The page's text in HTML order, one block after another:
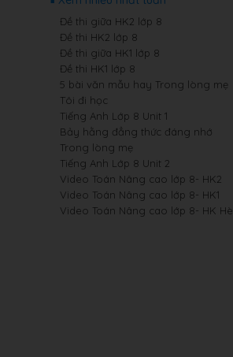
Đề thi giữa HK2 lớp 8
Đề thi HK2 lớp 8
Đề thi giữa HK1 lớp 8
Đề thi HK1 lớp 8
5 bài văn mẫu hay Trong lòng mẹ
Tôi đi học
Tiếng Anh Lớp 8 Unit 1
Bảy hằng đẳng thức đáng nhớ
Trong lòng mẹ
Tiếng Anh Lớp 8 Unit 2
Video Toán Nâng cao lớp 8- HK2
Video Toán Nâng cao lớp 8- HK1
Video Toán Nâng cao lớp 8- HK Hè